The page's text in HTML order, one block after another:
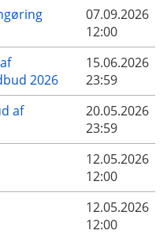
07.09.2026
12:00
2026
15.06.2026
23:59
af
20.05.2026
23:59
12.05.2026
12:00
12.05.2026
12:00